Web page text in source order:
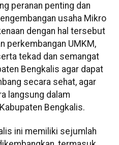
peranan penting dan
usaha Mikro
dengan hal tersebut
perkembangan UMKM,
tekad dan semangat
Bengkalis agar dapat
secara sehat, agar
langsung dalam
Bengkalis.
ini memiliki sejumlah